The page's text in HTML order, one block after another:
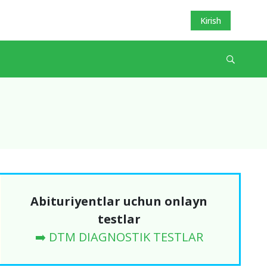
Kirish
Abituriyentlar uchun onlayn
testlar
➡️ DTM DIAGNOSTIK TESTLAR